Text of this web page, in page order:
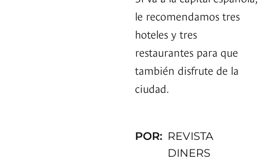
le recomendamos tres
hoteles y tres
restaurantes para que
también disfrute de la
ciudad.
POR: REVISTA
DINERS